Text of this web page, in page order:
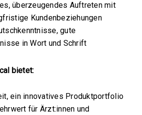
überzeugendes Auftreten mit
Kundenbeziehungen
gute
in Wort und Schrift
bietet:
ein innovatives Produktportfolio
für Ärzt:innen und